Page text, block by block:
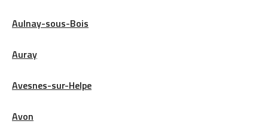
Aulnay-sous-Bois
Auray
Avesnes-sur-Helpe
Avon